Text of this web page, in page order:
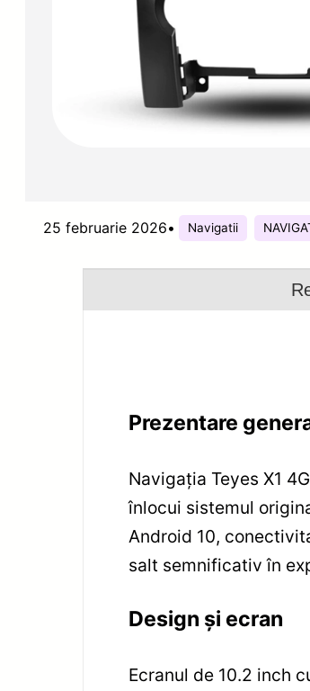
25 februarie 2026• Navigatii
Prezentare
Navigația Teyes X1
înlocui sistemul
Android 10,
salt semnificativ în
Design și ecran
Ecranul de 10.2 inch